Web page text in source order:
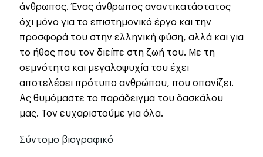
άνθρωπος. Ένας άνθρωπος αναντικατάστατος
όχι μόνο για το επιστημονικό έργο και την
προσφορά του στην ελληνική φύση, αλλά και για
το ήθος που τον διείπε στη ζωή του. Με τη
σεμνότητα και μεγαλοψυχία του έχει
αποτελέσει πρότυπο ανθρώπου, που σπανίζει.
Ας θυμόμαστε το παράδειγμα του δασκάλου
μας. Τον ευχαριστούμε για όλα.
Σύντομο βιογραφικό